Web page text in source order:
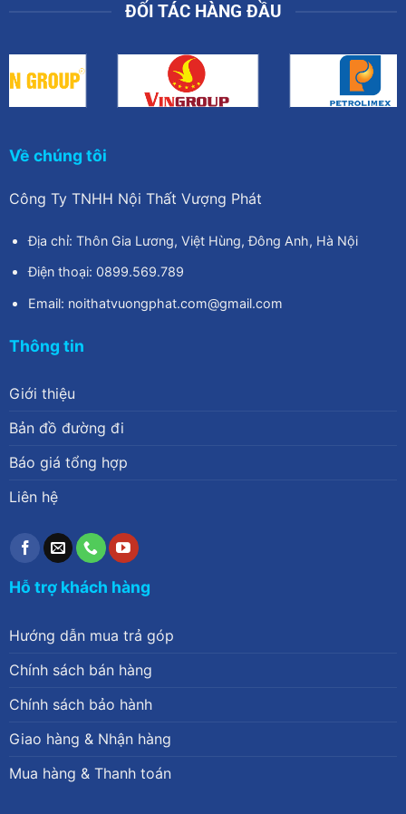
ĐỐI TÁC HÀNG ĐẦU
Về chúng tôi
Công Ty TNHH Nội Thất Vượng Phát
Địa chỉ: Thôn Gia Lương, Việt Hùng, Đông Anh, Hà Nội
Điện thoại: 0899.569.789
Email: noithatvuongphat.com@gmail.com
Thông tin
Giới thiệu
Bản đồ đường đi
Báo giá tổng hợp
Liên hệ
Hỗ trợ khách hàng
Hướng dẫn mua trả góp
Chính sách bán hàng
Chính sách bảo hành
Giao hàng & Nhận hàng
Mua hàng & Thanh toán